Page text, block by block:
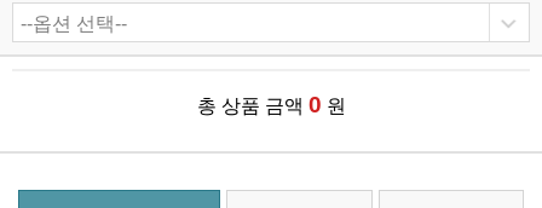
총 상품 금액 0 원